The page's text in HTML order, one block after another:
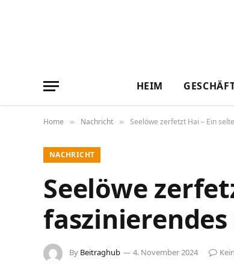
HEIM
Home » Nachricht » Seelöwe zerfetzt Hai – Ein
NACHRICHT
Seelöwe
By Beitraghub 4. November 2024